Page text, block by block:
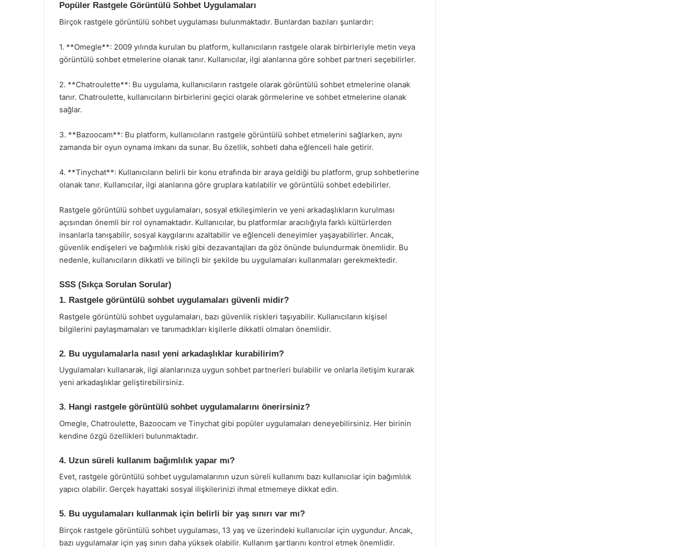
Popüler Rastgele Görüntülü Sohbet Uygulamaları
Birçok rastgele görüntülü sohbet uygulaması bulunmaktadır. Bunlardan bazıları şunlardır:
1. **Omegle**: 2009 yılında kurulan bu platform, kullanıcıların rastgele olarak birbirleriyle metin veya
görüntülü sohbet etmelerine olanak tanır. Kullanıcılar, ilgi alanlarına göre sohbet partneri seçebilirler.
2. **Chatroulette**: Bu uygulama, kullanıcıların rastgele olarak görüntülü sohbet etmelerine olanak
tanır. Chatroulette, kullanıcıların birbirlerini geçici olarak görmelerine ve sohbet etmelerine olanak
sağlar.
3. **Bazoocam**: Bu platform, kullanıcıların rastgele görüntülü sohbet etmelerini sağlarken, aynı
zamanda bir oyun oynama imkanı da sunar. Bu özellik, sohbeti daha eğlenceli hale getirir.
4. **Tinychat**: Kullanıcıların belirli bir konu etrafında bir araya geldiği bu platform, grup sohbetlerine
olanak tanır. Kullanıcılar, ilgi alanlarına göre gruplara katılabilir ve görüntülü sohbet edebilirler.
Rastgele görüntülü sohbet uygulamaları, sosyal etkileşimlerin ve yeni arkadaşlıkların kurulması
açısından önemli bir rol oynamaktadır. Kullanıcılar, bu platformlar aracılığıyla farklı kültürlerden
insanlarla tanışabilir, sosyal kaygılarını azaltabilir ve eğlenceli deneyimler yaşayabilirler. Ancak,
güvenlik endişeleri ve bağımlılık riski gibi dezavantajları da göz önünde bulundurmak önemlidir. Bu
nedenle, kullanıcıların dikkatli ve bilinçli bir şekilde bu uygulamaları kullanmaları gerekmektedir.
SSS (Sıkça Sorulan Sorular)
1. Rastgele görüntülü sohbet uygulamaları güvenli midir?
Rastgele görüntülü sohbet uygulamaları, bazı güvenlik riskleri taşıyabilir. Kullanıcıların kişisel
bilgilerini paylaşmamaları ve tanımadıkları kişilerle dikkatli olmaları önemlidir.
2. Bu uygulamalarla nasıl yeni arkadaşlıklar kurabilirim?
Uygulamaları kullanarak, ilgi alanlarınıza uygun sohbet partnerleri bulabilir ve onlarla iletişim kurarak
yeni arkadaşlıklar geliştirebilirsiniz.
3. Hangi rastgele görüntülü sohbet uygulamalarını önerirsiniz?
Omegle, Chatroulette, Bazoocam ve Tinychat gibi popüler uygulamaları deneyebilirsiniz. Her birinin
kendine özgü özellikleri bulunmaktadır.
4. Uzun süreli kullanım bağımlılık yapar mı?
Evet, rastgele görüntülü sohbet uygulamalarının uzun süreli kullanımı bazı kullanıcılar için bağımlılık
yapıcı olabilir. Gerçek hayattaki sosyal ilişkilerinizi ihmal etmemeye dikkat edin.
5. Bu uygulamaları kullanmak için belirli bir yaş sınırı var mı?
Birçok rastgele görüntülü sohbet uygulaması, 13 yaş ve üzerindeki kullanıcılar için uygundur. Ancak,
bazı uygulamalar için yaş sınırı daha yüksek olabilir. Kullanım şartlarını kontrol etmek önemlidir.